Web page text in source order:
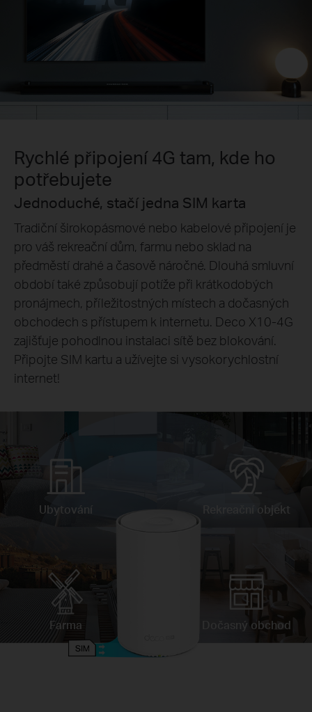
Rychlé připojení 4G tam, kde ho
potřebujete
Jednoduché, stačí jedna SIM karta
Tradiční širokopásmové nebo kabelové připojení je
pro váš rekreační dům, farmu nebo sklad na
předměstí drahé a časově náročné. Dlouhá smluvní
období také způsobují potíže při krátkodobých
pronájmech, příležitostných místech a dočasných
obchodech s přístupem k internetu. Deco X10-4G
zajišťuje pohodlnou instalaci sítě bez blokování.
Připojte SIM kartu a užívejte si vysokorychlostní
internet!
Ubytování
Farma Dočasný obchod
Rekreační objekt